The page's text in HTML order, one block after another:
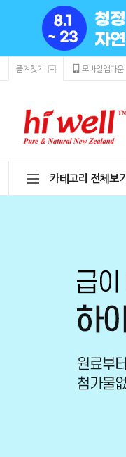
즐겨찾기 모바일앱다운
카테고리 전체보기